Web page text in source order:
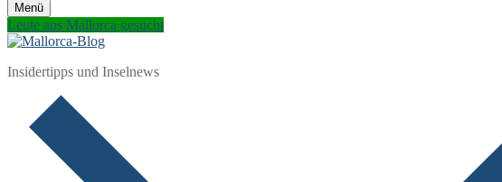
Menü
Leute aus Mallorca gesucht
Insidertipps und Inselnews